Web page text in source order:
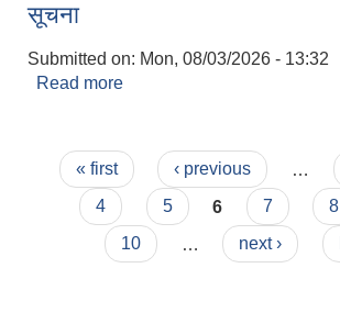
सूचना
Submitted on: Mon, 08/03/2026 - 13:32
Read more
Pages
« first ‹ previous
4
5 6 7 8
10
next ›